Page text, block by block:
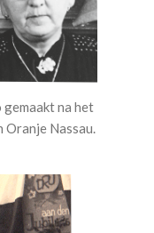
na het
Oranje Nassau.